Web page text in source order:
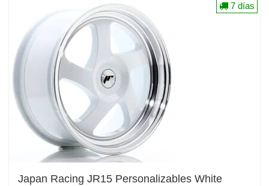
Japan Racing JR15 Personalizables White
7 días